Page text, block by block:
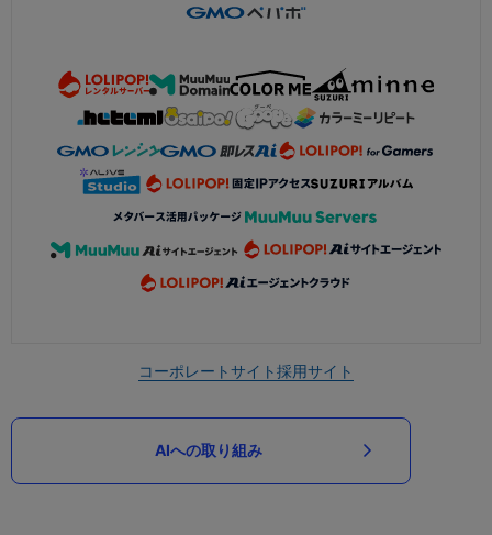
コーポレートサイト採用サイト
AIへの取り組み